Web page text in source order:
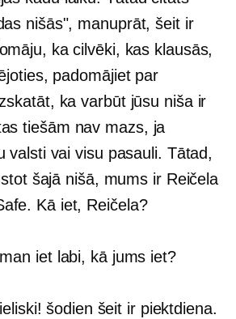
nišās", manuprāt, šeit ir
ka cilvēki, kas klausās,
padomājiet par
ka varbūt jūsu niša ir
tiešām nav mazs, ja
valsti vai visu pasauli. Tātad,
šajā nišā, mums ir Reičela
Kā iet, Reičela?
iet labi, kā jums iet?
šodien šeit ir piektdiena.